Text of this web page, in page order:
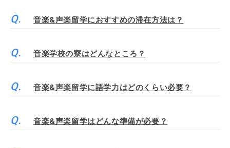
音楽&声楽留学におすすめの滞在方法は？
音楽学校の寮はどんなところ？
音楽&声楽留学に語学力はどのくらい必要？
音楽&声楽留学はどんな準備が必要？